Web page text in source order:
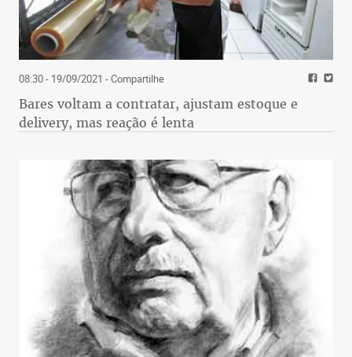
08:30 - 19/09/2021 - Compartilhe
Bares voltam a contratar, ajustam estoque e
delivery, mas reação é lenta